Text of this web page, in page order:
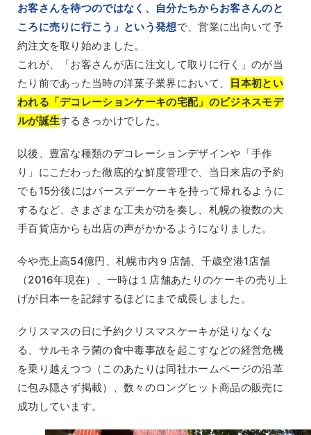
お客さんを待つのではなく、自分たちからお客さんのと
ころに売りに行こう」という発想で、営業に出向いて予
約注文を取り始めました。
これが、「お客さんが店に注文して取りに行く」のが当
たり前であった当時の洋菓子業界において、 日本初とい
われる「デコレーションケーキの宅配」のビジネスモデ
ルが誕生するきっかけでした。
以後、豊富な種類のデコレーションデザインや「手作
り」にこだわった徹底的な鮮度管理で、当日来店の予約
でも15分後にはバースデーケーキを持って帰れるように
するなど、さまざまな工夫が功を奏し、札幌の複数の大
手百貨店からも出店の声がかかるようになりました。
今や売上高54億円、札幌市内９店舗、千歳空港1店舗
（2016年現在）、一時は１店舗あたりのケーキの売り上
げが日本一を記録するほどにまで成長しました。
クリスマスの日に予約クリスマスケーキが足りなくな
る、サルモネラ菌の食中毒事故を起こすなどの経営危機
を乗り越えつつ（このあたりは同社ホームページの沿革
に包み隠さず掲載）、数々のロングヒット商品の販売に
成功しています。